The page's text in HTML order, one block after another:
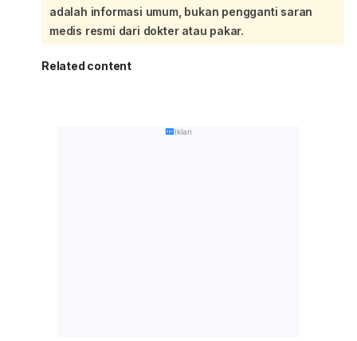
adalah informasi umum, bukan pengganti saran
medis resmi dari dokter atau pakar.
Related content
Iklan